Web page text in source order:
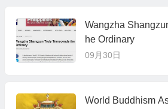
Wangzha
he Ordinary
09月30日
World Buddhism